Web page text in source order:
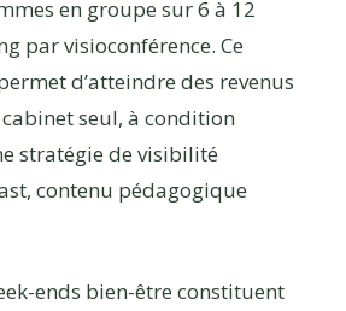
en groupe sur 6 à 12
par visioconférence. Ce
d’atteindre des revenus
cabinet seul, à condition
stratégie de visibilité
contenu pédagogique
ends bien-être constituent